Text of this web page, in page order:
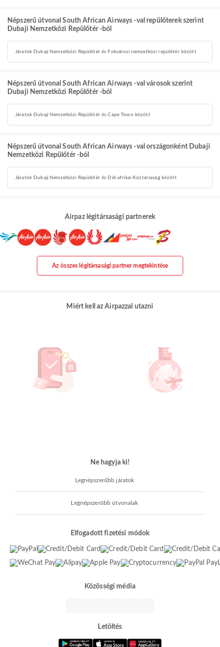
Népszerű útvonal South African Airways -val repülőterek szerint
Dubaji Nemzetközi Repülőtér -ból
Járatok Dubaji Nemzetközi Repülőtér és Fokvárosi nemzetközi repülőtér között
Népszerű útvonal South African Airways -val városok szerint
Dubaji Nemzetközi Repülőtér -ból
Járatok Dubaji Nemzetközi Repülőtér és Cape Town között
Népszerű útvonal South African Airways -val országonként Dubaji
Nemzetközi Repülőtér -ból
Járatok Dubaji Nemzetközi Repülőtér és Dél-afrikai Köztársaság között
Airpaz légitársasági partnerek
Az összes légitársasági partner megtekintése
Miért kell az Airpazzal utazni
Ne hagyja ki!
Legnépszerűbb járatok
Legnépszerűbb útvonalak
Elfogadott fizetési módok
Közösségi média
Letöltés